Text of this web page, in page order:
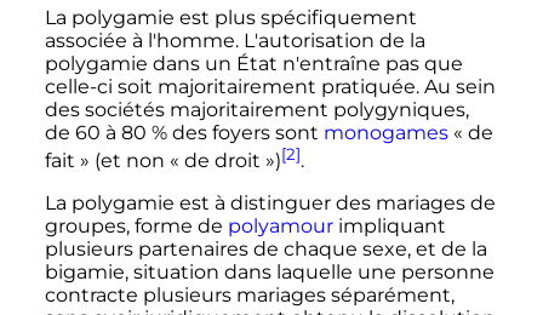
La polygamie est plus spécifiquement
associée à l'homme. L'autorisation de la
polygamie dans un État n'entraîne pas que
celle-ci soit majoritairement pratiquée. Au sein
des sociétés majoritairement polygyniques,
de 60 à 80 % des foyers sont monogames« de
fait » (et non « de droit »)[2].
La polygamie est à distinguer des mariages de
groupes, forme de polyamourimpliquant
plusieurs partenaires de chaque sexe, et de la
bigamie, situation dans laquelle une personne
contracte plusieurs mariages séparément,